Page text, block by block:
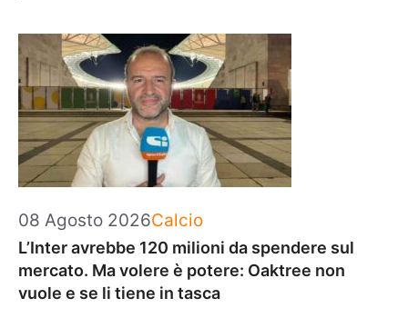
08 Agosto 2026Categorie
Calcio
L’Inter avrebbe 120 milioni da spendere sul
mercato. Ma volere è potere: Oaktree non
vuole e se li tiene in tasca